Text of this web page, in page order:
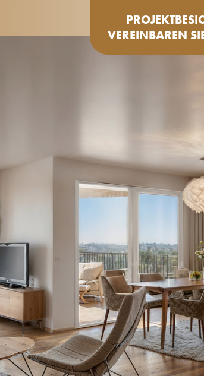
VEREINBAREN